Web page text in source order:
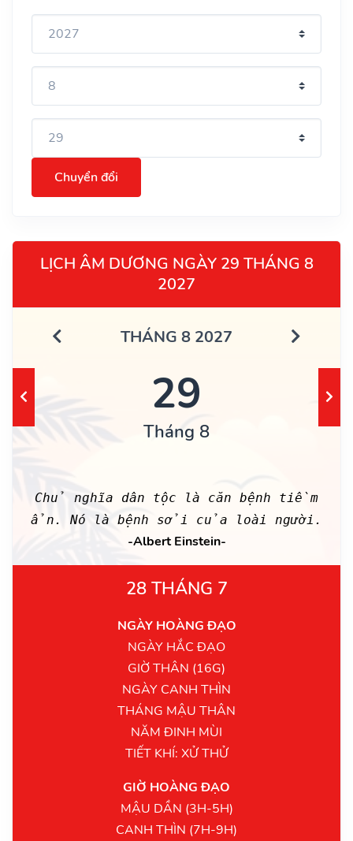
Chuyển đổi
LỊCH ÂM DƯƠNG NGÀY 29 THÁNG 8
2027
THÁNG 8 2027
29
Tháng 8
Chủ nghĩa dân tộc là căn bệnh tiềm
ẩn. Nó là bệnh sởi của loài người.
-Albert Einstein-
28 THÁNG 7
NGÀY HOÀNG ĐẠO
NGÀY HẮC ĐẠO
GIỜ THÂN (16G)
NGÀY CANH THÌN
THÁNG MẬU THÂN
NĂM ĐINH MÙI
TIẾT KHÍ: XỬ THỬ
GIỜ HOÀNG ĐẠO
MẬU DẦN (3H-5H)
CANH THÌN (7H-9H)